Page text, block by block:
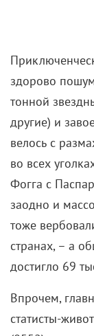
здорово
тонной
другие) и
велось с
во всех
Фогга с
заодно и
тоже
странах, – а
достигло 69
Впрочем,
статисты-